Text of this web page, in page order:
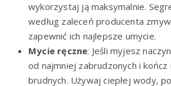
wykorzystaj ją maksymalnie.
według zaleceń producenta
zapewnić ich najlepsze umycie.
Mycie ręczne: Jeśli myjesz
od najmniej zabrudzonych i kończ
brudnych. Używaj ciepłej wody,